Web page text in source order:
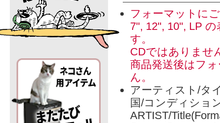
フォーマットに
7", 12", 10", LP
す。
CDではありませ
商品発送後はフ
ん。
アーティスト/タ
国/コンディショ
ARTIST/